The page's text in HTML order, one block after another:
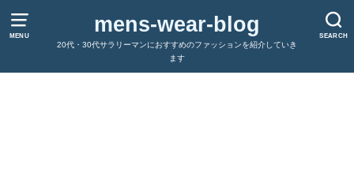
MENU SEARCH
mens-wear-blog
20代・30代サラリーマンにおすすめのファッションを紹介していき
ます